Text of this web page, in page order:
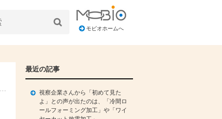
モビオホームへ
最近の記事
視察企業さんから「初めて見た
よ」との声が出たのは、「冷間ロ
ールフォーミング加工」や「ワイ